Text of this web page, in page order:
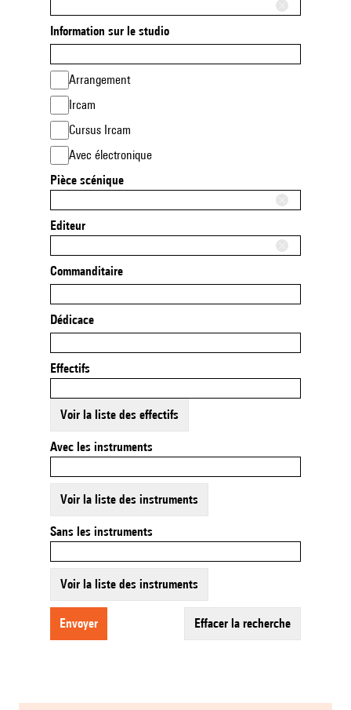
Information sur le studio
Arrangement
Ircam
Cursus Ircam
Avec électronique
Pièce scénique
Editeur
Commanditaire
Dédicace
Effectifs
Voir la liste des effectifs
Avec les instruments
Voir la liste des instruments
Sans les instruments
Voir la liste des instruments
envoyer effacer la recherche